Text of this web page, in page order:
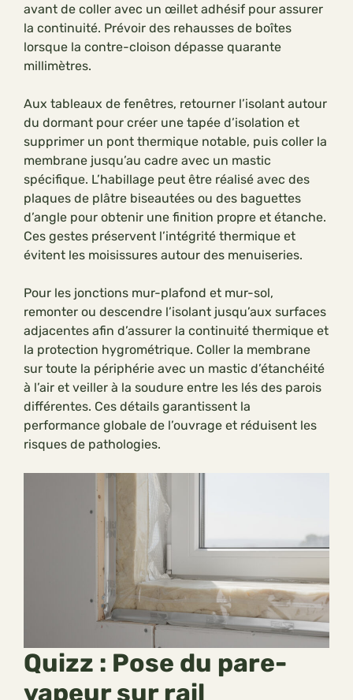
avant de coller avec un œillet adhésif pour assurer
la continuité. Prévoir des rehausses de boîtes
lorsque la contre-cloison dépasse quarante
millimètres.
Aux tableaux de fenêtres, retourner l’isolant autour
du dormant pour créer une tapée d’isolation et
supprimer un pont thermique notable, puis coller la
membrane jusqu’au cadre avec un mastic
spécifique. L’habillage peut être réalisé avec des
plaques de plâtre biseautées ou des baguettes
d’angle pour obtenir une finition propre et étanche.
Ces gestes préservent l’intégrité thermique et
évitent les moisissures autour des menuiseries.
Pour les jonctions mur-plafond et mur-sol,
remonter ou descendre l’isolant jusqu’aux surfaces
adjacentes afin d’assurer la continuité thermique et
la protection hygrométrique. Coller la membrane
sur toute la périphérie avec un mastic d’étanchéité
à l’air et veiller à la soudure entre les lés des parois
différentes. Ces détails garantissent la
performance globale de l’ouvrage et réduisent les
risques de pathologies.
Quizz : Pose du pare-
vapeur sur rail